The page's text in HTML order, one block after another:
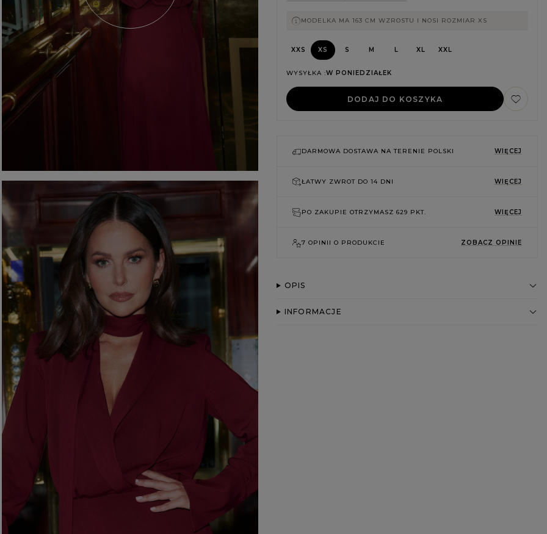
/ Tkanina
/ Długość
/ Ramiączka
BEZ DEKOLTU
NA PLECACH
KWADRATOWY
KOPERTOWY
KARO
ASYMETRYCZNY
CARMEN
Kolor
NIEBIESKIE
SZARE
ŻÓŁTE
PRINTY
KREMOWE
MODELKA MA 163 CM WZROSTU I NOSI ROZMIAR XS
XXS XS S M L XL XXL
WYSYŁKA W PONIEDZIAŁEK
DODAJ DO KOSZYKA
DARMOWA DOSTAWA NA TERENIE POLSKI WIĘCEJ
ŁATWY ZWROT DO 14 DNI WIĘCEJ
PO ZAKUPIE OTRZYMASZ 629 PKT. WIĘCEJ
7 OPINII O PRODUKCIE ZOBACZ OPINIE
OPIS
INFORMACJE